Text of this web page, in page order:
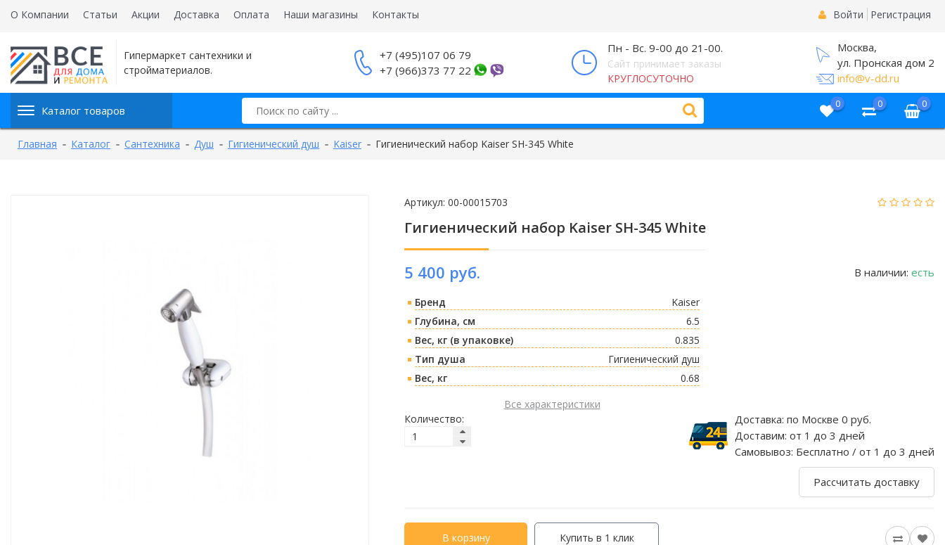
О Компании Статьи Акции Доставка Оплата Наши магазины Контакты Войти Регистрация
Гипермаркет сантехники и
стройматериалов.
+7 (495)107 06 79
+7 (966)373 77 22
Пн - Вс. 9-00 до 21-00.
Сайт принимает заказы
КРУГЛОСУТОЧНО
Москва,
ул. Пронская дом 2
info@v-dd.ru
Каталог товаров 0 0 0
Главная Каталог Сантехника Душ Гигиенический душ Kaiser Гигиенический набор Kaiser SH-345 White
Артикул: 00-00015703
Гигиенический набор Kaiser SH-345 White
5 400 руб. В наличии: есть
Бренд
Kaiser
Глубина, см
6.5
Вес, кг (в упаковке)
0.835
Тип душа
Гигиенический душ
Вес, кг
0.68
Все характеристики
Количество:
Доставка: по Москве 0 руб.
Доставим: от 1 до 3 дней
Самовывоз: Бесплатно / от 1 до 3 дней
Рассчитать доставку
В корзину Купить в 1 клик